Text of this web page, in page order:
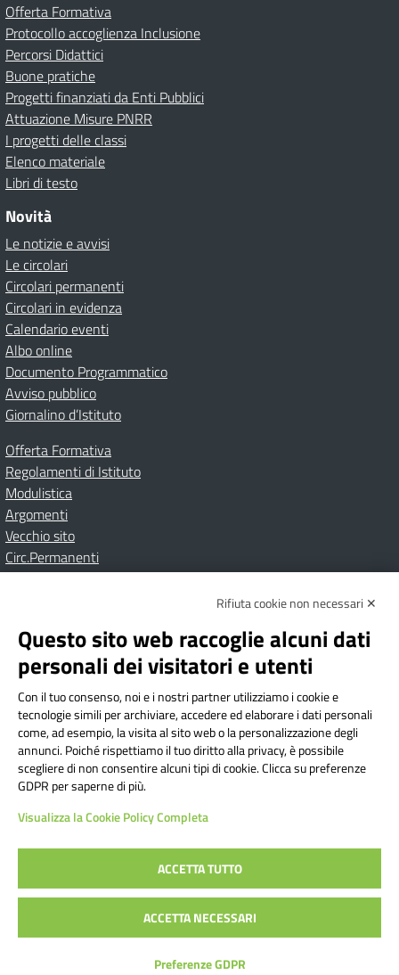
Offerta Formativa
Protocollo accoglienza Inclusione
Percorsi Didattici
Buone pratiche
Progetti finanziati da Enti Pubblici
Attuazione Misure PNRR
I progetti delle classi
Elenco materiale
Libri di testo
Novità
Le notizie e avvisi
Le circolari
Circolari permanenti
Circolari in evidenza
Calendario eventi
Albo online
Documento Programmatico
Avviso pubblico
Giornalino d’Istituto
Offerta Formativa
Regolamenti di Istituto
Modulistica
Argomenti
Vecchio sito
Circ.Permanenti
Albo onlinePrivacy Policy
Dichiarazione di accessibilità
Note Legali
Istituto Comprensivo Bricherasio
Via Cesare Bollea n. 3 - 10064 Bricherasio (TO) | P.E.O.:
toic84200d@istruzione.it | P.E.C.:
toic84200d@pec.istruzione.it
Codice Fiscale: 94544620019 | Cod. Meccanografico:
TOIC84200D | Codice IPA: istsc_toic84200d | Codice
Univoco: UFYI9M
Sito web realizzato da AVVALE SPA|Concept & Design by
Designers Italia
Rifiuta cookie non necessari ✕
Questo sito web raccoglie alcuni dati
personali dei visitatori e utenti
Con il tuo consenso, noi e i nostri partner utilizziamo i cookie e
tecnologie simili per archiviare, accedere ed elaborare i dati personali
come, ad esempio, la visita al sito web o la personalizzazione degli
annunci. Poiché rispettiamo il tuo diritto alla privacy, è possibile
scegliere di non consentire alcuni tipi di cookie. Clicca su preferenze
GDPR per saperne di più.
Visualizza la Cookie Policy Completa
ACCETTA TUTTO
ACCETTA NECESSARI
Preferenze GDPR